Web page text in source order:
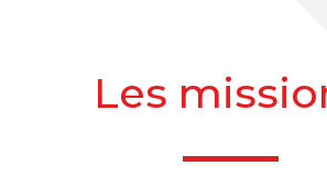
Les